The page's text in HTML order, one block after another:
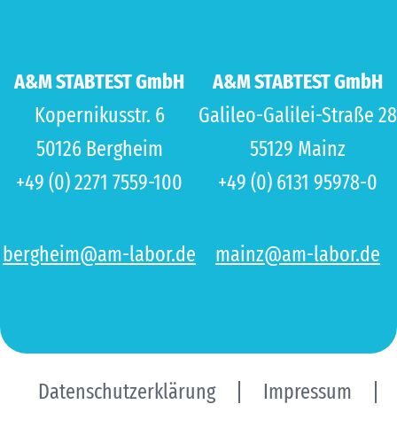
A&M STABTEST GmbH
Kopernikusstr. 6
50126 Bergheim
+49 (0) 2271 7559-100
bergheim@am-labor.de
A&M STABTEST GmbH
Galileo-Galilei-Straße 28
55129 Mainz
+49 (0) 6131 95978-0
mainz@am-labor.de
Datenschutzerklärung Impressum